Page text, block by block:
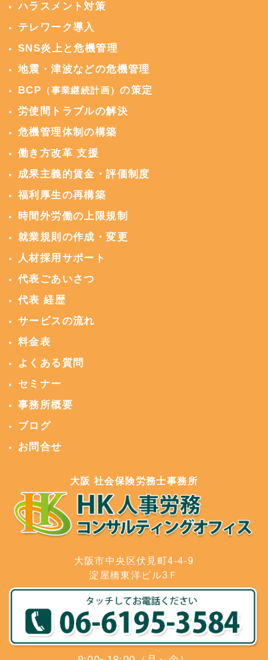
ハラスメント対策
テレワーク導入
SNS炎上と危機管理
地震・津波などの危機管理
BCP （事業継続計画）の策定
労使間トラブルの解決
危機管理体制の構築
働き方改革 支援
成果主義的賃金・評価制度
福利厚生の再構築
時間外労働の上限規制
就業規則の作成・変更
人材採用サポート
代表ごあいさつ
代表 経歴
サービスの流れ
料金表
よくある質問
セミナー
事務所概要
ブログ
お問合せ
大阪 社会保険労務士事務所
大阪市中央区伏見町4-4-9
淀屋橋東洋ビル3Ｆ